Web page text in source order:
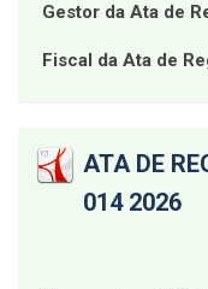
Gestor da Ata de
Fiscal da Ata de
ATA DE
014 2026